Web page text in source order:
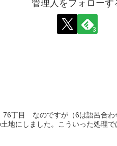
管理人をフォローす
3
丁目 なのですが（6は語呂合わ
地にしました。こういった処理